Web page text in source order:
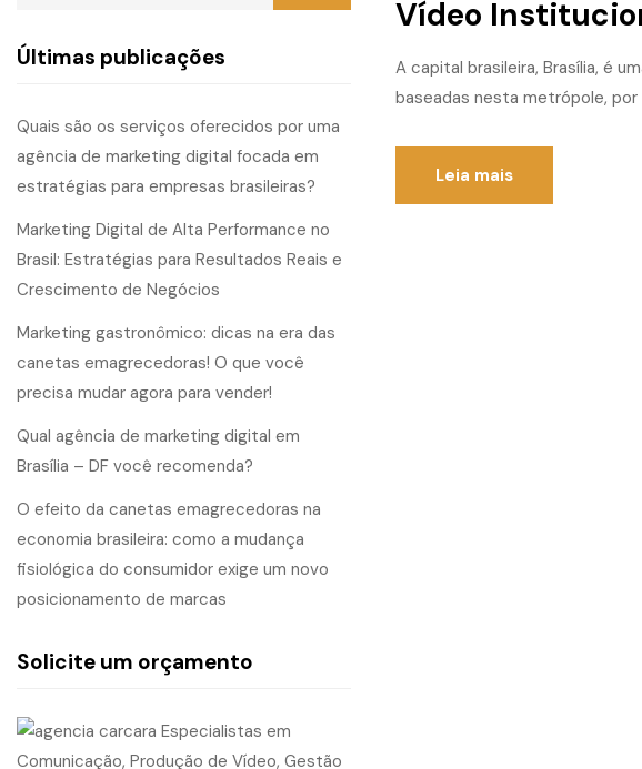
Vídeo
A capital brasileira, Brasília, é
baseadas nesta metrópole, por
Leia mais
Últimas publicações
Quais são os serviços oferecidos por uma
agência de marketing digital focada em
estratégias para empresas brasileiras?
Marketing Digital de Alta Performance no
Brasil: Estratégias para Resultados Reais e
Crescimento de Negócios
Marketing gastronômico: dicas na era das
canetas emagrecedoras! O que você
precisa mudar agora para vender!
Qual agência de marketing digital em
Brasília – DF você recomenda?
O efeito da canetas emagrecedoras na
economia brasileira: como a mudança
fisiológica do consumidor exige um novo
posicionamento de marcas
Solicite um orçamento